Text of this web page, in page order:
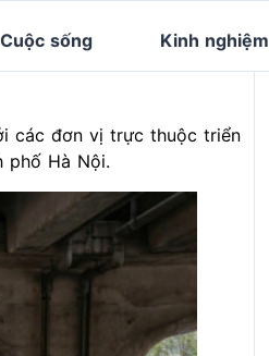
sống Kinh nghiệm
các đơn vị trực thuộc triển
phố Hà Nội.